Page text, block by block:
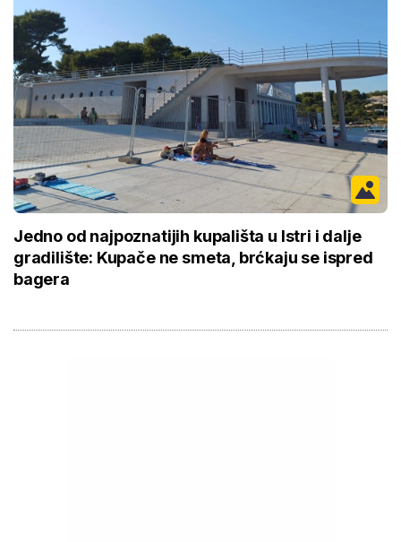
Jedno od najpoznatijih kupališta u Istri i dalje
gradilište: Kupače ne smeta, brćkaju se ispred
bagera